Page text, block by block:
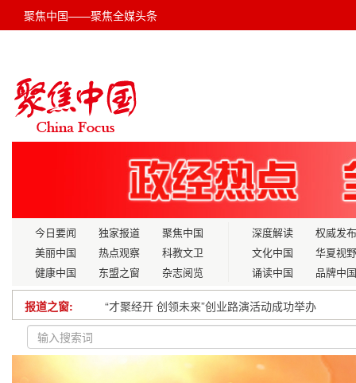
聚焦中国——聚焦全媒头条
今日要闻 独家报道
聚焦中国
美丽中国
热点观察
科教文卫
健康中国
东盟之窗 杂志阅览
深度解读
权威发布
文化中国
华夏视野
诵读中国
品牌中国
报道之窗:
“才聚经开 创领未来”创业路演活动成功举办
中国共产党第二十届中央委员会第四次全体会议在